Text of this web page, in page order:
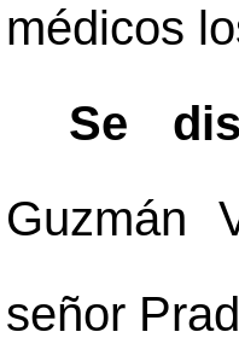
médicos
Se
Guzmán
señor